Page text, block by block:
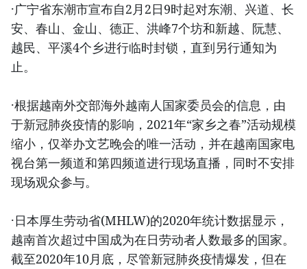
·广宁省东潮市宣布自2月2日9时起对东潮、兴道、长
安、春山、金山、德正、洪峰7个坊和新越、阮慧、
越民、平溪4个乡进行临时封锁，直到另行通知为
止。
·根据越南外交部海外越南人国家委员会的信息，由
于新冠肺炎疫情的影响，2021年“家乡之春”活动规模
缩小，仅举办文艺晚会的唯一活动，并在越南国家电
视台第一频道和第四频道进行现场直播，同时不安排
现场观众参与。
·日本厚生劳动省(MHLW)的2020年统计数据显示，
越南首次超过中国成为在日劳动者人数最多的国家。
截至2020年10月底，尽管新冠肺炎疫情爆发，但在